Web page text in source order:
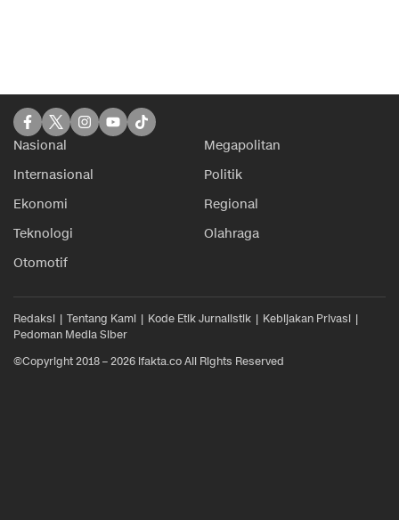
Nasional
Megapolitan
Internasional
Politik
Ekonomi
Regional
Teknologi
Olahraga
Otomotif
Redaksi Tentang Kami Kode Etik Jurnalistik
Kebijakan Privasi
Pedoman Media Siber
©Copyright 2018 – 2026 ifakta.co All Rights Reserved